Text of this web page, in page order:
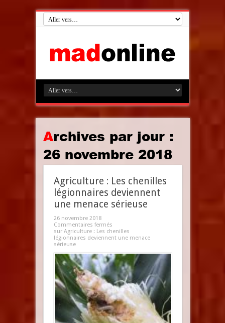
Archives par jour :
26 novembre 2018
Agriculture : Les chenilles
légionnaires deviennent
une menace sérieuse
26 novembre 2018
Commentaires fermés
sur Agriculture : Les chenilles
légionnaires deviennent une menace
sérieuse